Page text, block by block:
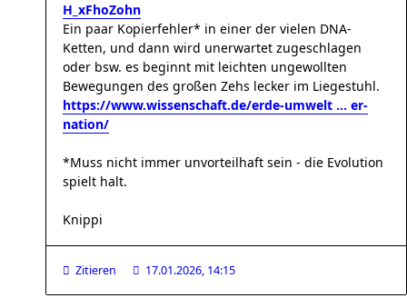
H_xFhoZohn
Ein paar Kopierfehler* in einer der vielen DNA-
Ketten, und dann wird unerwartet zugeschlagen
oder bsw. es beginnt mit leichten ungewollten
Bewegungen des großen Zehs lecker im Liegestuhl.
https://www.wissenschaft.de/erde-umwelt ... er-
nation/
*Muss nicht immer unvorteilhaft sein - die Evolution
spielt halt.
Knippi
Zitieren 17.01.2026, 14:15